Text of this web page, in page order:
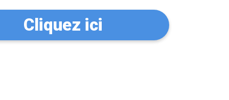
Cliquez ici